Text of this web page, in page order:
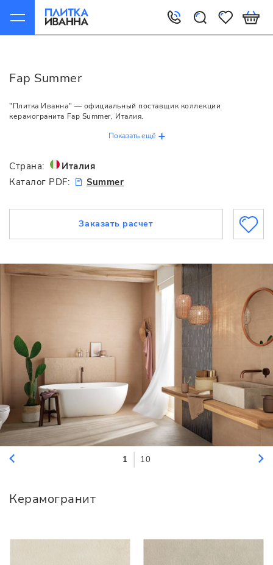
Fap Summer
"Плитка Иванна" — официальный поставщик коллекции
керамогранита Fap Summer, Италия.
Показать ещё
Страна:
Италия
Каталог PDF:
Summer
Заказать расчет
1 10
Керамогранит